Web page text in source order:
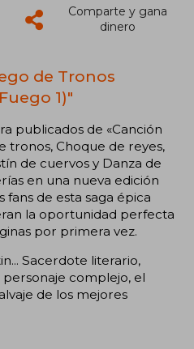
Comparte y gana
dinero
de Tronos
1)"
publicados de «Canción
tronos, Choque de reyes,
de cuervos y Danza de
en una nueva edición
fans de esta saga épica
la oportunidad perfecta
por primera vez.
Sacerdote literario,
complejo, el
de los mejores